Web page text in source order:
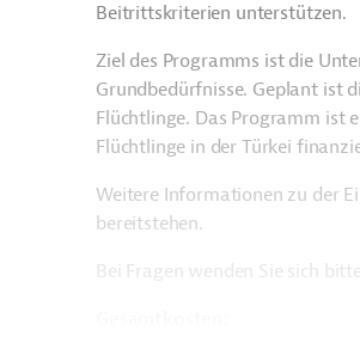
Beitrittskriterien unterstützen.
Ziel des Programms ist die
Grundbedürfnisse. Geplant ist
Flüchtlinge. Das Programm ist
Flüchtlinge in der Türkei
Weitere Informationen zu der
bereitstehen.
Bei Fragen wenden Sie sich